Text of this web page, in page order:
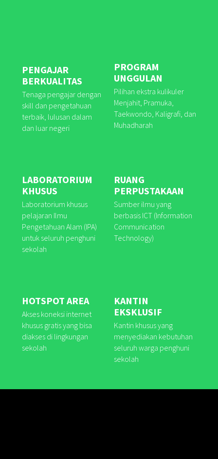
PENGAJAR
BERKUALITAS
Tenaga pengajar dengan
skill dan pengetahuan
terbaik, lulusan dalam
dan luar negeri
PROGRAM
UNGGULAN
Pilihan ekstra kulikuler
Menjahit, Pramuka,
Taekwondo, Kaligrafi, dan
Muhadharah
LABORATORIUM
KHUSUS
Laboratorium khusus
pelajaran Ilmu
Pengetahuan Alam (IPA)
untuk seluruh penghuni
sekolah
RUANG
PERPUSTAKAAN
Sumber ilmu yang
berbasis ICT (Information
Communication
Technology)
HOTSPOT AREA
Akses koneksi internet
khusus gratis yang bisa
diakses di lingkungan
sekolah
KANTIN
EKSKLUSIF
Kantin khusus yang
menyediakan kebutuhan
seluruh warga penghuni
sekolah